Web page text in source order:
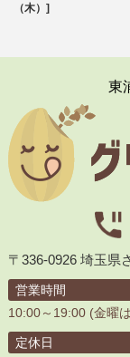
（木）]
東
〒336-0926 埼玉県
営業時間
10:00～19:00 (金曜
定休日